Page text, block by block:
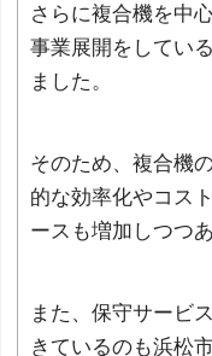
さらに複合機を中
事業展開をしてい
ました。
そのため、複合機
的な効率化やコス
ースも増加しつつ
また、保守サービ
きているのも浜松